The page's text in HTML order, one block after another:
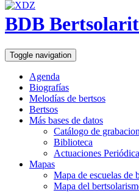
BDB
Toggle navigation
Agenda
Biografías
Melodías de bertsos
Bertsos
Más bases de datos
Catálogo de
Biblioteca
Actuaciones
Mapas
Mapa de escuelas de
Mapa del